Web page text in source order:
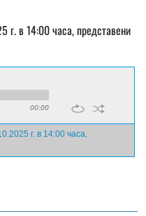
г. в 14:00 часа, представени
00:00
г. в 14:00 часа,